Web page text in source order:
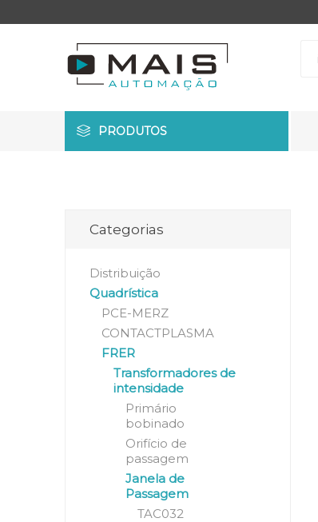
PRODUTOS
Categorias
Distribuição
Quadrística
PCE-MERZ
CONTACTPLASMA
FRER
Transformadores de
intensidade
Primário
bobinado
Orifício de
passagem
Janela de
Passagem
TAC032